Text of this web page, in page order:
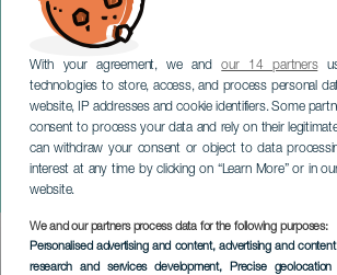
With your agreement, we andour 14 partners
technologies to store, access, and process personal
website, IP addresses and cookie identifiers. Some
consent to process your data and rely on their
can withdraw your consent or object to data
interest at any time by clicking on “Learn More” or in
website.
We and our partners process data for the following purposes:
Personalised advertising and content, advertising and
research and services development, Precise
David Guapo. Que no
frunjan la fiesta.
TENERIFE
Imagen
Listado